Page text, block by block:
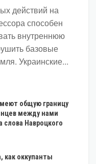
действий на
способен
внутреннюю
базовые
Украинские...
общую границу
между нами
слова Навроцкого
как оккупанты